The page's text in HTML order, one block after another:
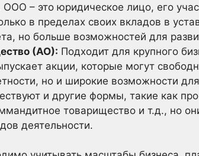
ООО – это юридическое лицо, его
в пределах своих вкладов в
но больше возможностей для
(АО): Подходит для крупного
акции, которые могут
но и широкие возможности
и другие формы, такие как
товарищество и т.д., но
деятельности.